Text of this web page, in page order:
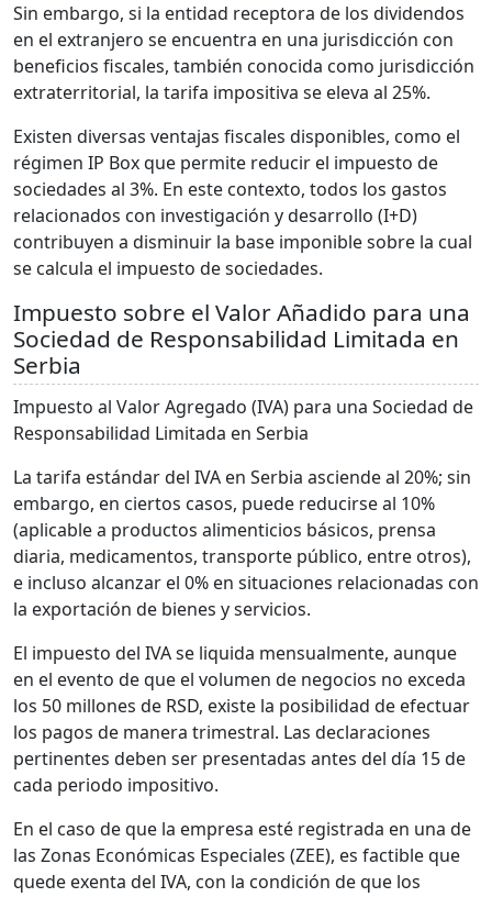
Sin embargo, si la entidad receptora de los dividendos
en el extranjero se encuentra en una jurisdicción con
beneficios fiscales, también conocida como jurisdicción
extraterritorial, la tarifa impositiva se eleva al 25%.
Existen diversas ventajas fiscales disponibles, como el
régimen IP Box que permite reducir el impuesto de
sociedades al 3%. En este contexto, todos los gastos
relacionados con investigación y desarrollo (I+D)
contribuyen a disminuir la base imponible sobre la cual
se calcula el impuesto de sociedades.
Impuesto sobre el Valor Añadido para una
Sociedad de Responsabilidad Limitada en
Serbia
Impuesto al Valor Agregado (IVA) para una Sociedad de
Responsabilidad Limitada en Serbia
La tarifa estándar del IVA en Serbia asciende al 20%; sin
embargo, en ciertos casos, puede reducirse al 10%
(aplicable a productos alimenticios básicos, prensa
diaria, medicamentos, transporte público, entre otros),
e incluso alcanzar el 0% en situaciones relacionadas con
la exportación de bienes y servicios.
El impuesto del IVA se liquida mensualmente, aunque
en el evento de que el volumen de negocios no exceda
los 50 millones de RSD, existe la posibilidad de efectuar
los pagos de manera trimestral. Las declaraciones
pertinentes deben ser presentadas antes del día 15 de
cada periodo impositivo.
En el caso de que la empresa esté registrada en una de
las Zonas Económicas Especiales (ZEE), es factible que
quede exenta del IVA, con la condición de que los